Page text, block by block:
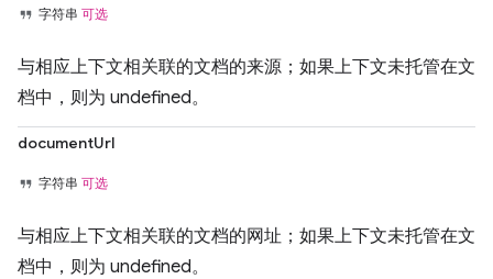
字符串 可选
与相应上下文相关联的文档的来源；如果上下文未托管在文
档中，则为 undefined。
documentUrl
字符串 可选
与相应上下文相关联的文档的网址；如果上下文未托管在文
档中，则为 undefined。